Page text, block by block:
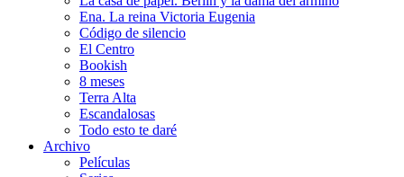
Ena. La reina Victoria Eugenia
Código de silencio
El Centro
Bookish
8 meses
Terra Alta
Escandalosas
Todo esto te daré
Archivo
Películas